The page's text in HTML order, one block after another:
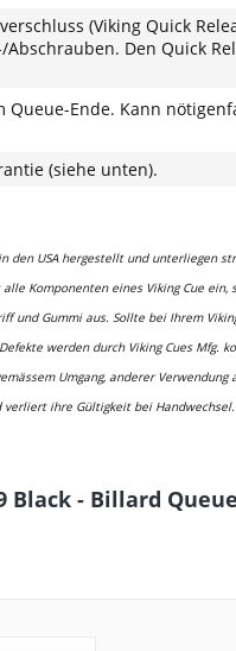
(Viking Quick
Den Quick
Queue-Ende. Kann
(siehe unten).
USA hergestellt und unterliegen
Komponenten eines Viking Cue
und Gummi aus. Sollte bei Ihrem
werden durch Viking Cues Mfg.
Umgang, anderer
ihre Gültigkeit bei
- Billard